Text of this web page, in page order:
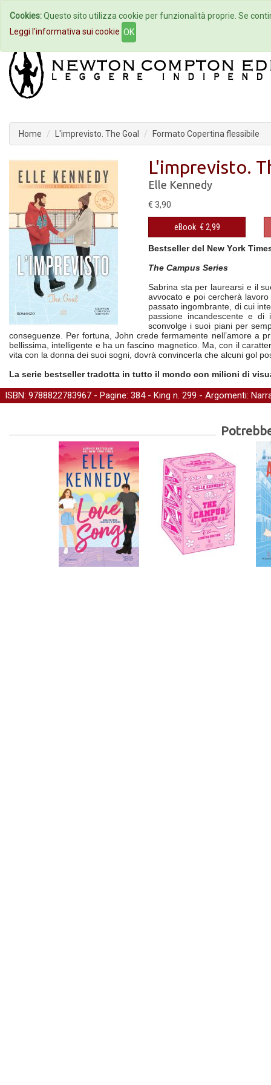
Home Autori Eventi
Home L'imprevisto. The Goal Formato Copertina flessibile
L'imprevisto.
Elle Kennedy
€ 3,90
eBook € 2,99
Bestseller del New York
The Campus Series
Sabrina sta per laurearsi e il
avvocato e poi cercherà
passato ingombrante, di cui
passione incandescente e di
sconvolge i suoi piani per
conseguenze. Per fortuna, John crede fermamente nell’amore a
bellissima, intelligente e ha un fascino magnetico. Ma, con il
vita con la donna dei suoi sogni, dovrà convincerla che alcuni gol
La serie bestseller tradotta in tutto il mondo con milioni di
ISBN: 9788822783967 - Pagine: 384 - King n. 299 - Argomenti:
Cookies:Questo sito utilizza cookie per funzionalità proprie. Se
Leggi l'informativa sui cookie OK